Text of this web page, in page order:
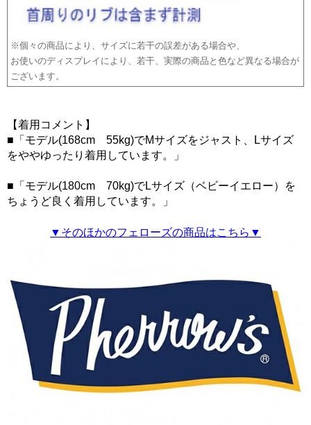
※個々の商品により、サイズに若干の誤差がある場合や、
お使いのディスプレイにより、若干、実際の商品と色など異なる場合が
ございます。
【着用コメント】
■「モデル(168cm 55kg)でMサイズをジャスト、Lサイズ
をややゆったり着用しています。」
■「モデル(180cm 70kg)でLサイズ（ベビーイエロー）を
ちょうど良く着用しています。」
▼そのほかのフェローズの商品はこちら▼